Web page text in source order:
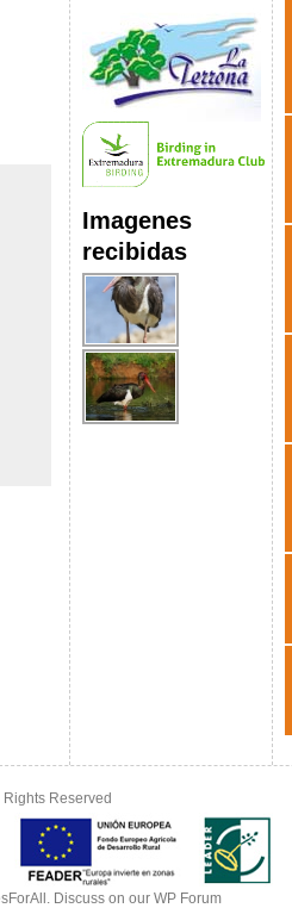
Imagenes
recibidas
Rights Reserved
. Discuss on our WP Forum